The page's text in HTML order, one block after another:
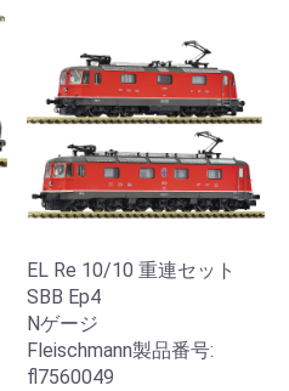
EL Re 10/10 重連セット
SBB Ep4
Nゲージ
Fleischmann製品番号:
fl7560049